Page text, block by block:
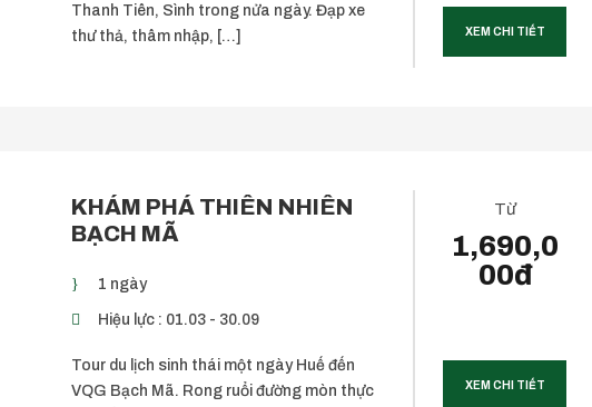
Thanh Tiên, Sình trong nửa ngày. Đạp xe
thư thả, thâm nhập, […]
XEM CHI TIẾT
KHÁM PHÁ THIÊN NHIÊN
BẠCH MÃ
1 ngày
Hiệu lực : 01.03 - 30.09
Tour du lịch sinh thái một ngày Huế đến
VQG Bạch Mã. Rong ruổi đường mòn thực
Từ
1,690,0
00đ
XEM CHI TIẾT